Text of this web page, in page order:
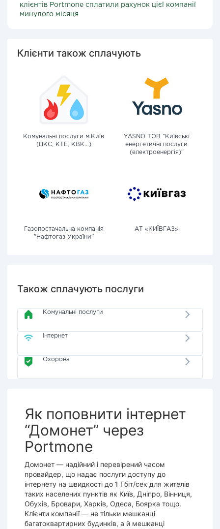
клієнтів Portmone сплатили рахунок цієї компанії
минулого місяця
Клієнти також сплачують
Комунальні послуги м.Київ
(ЦКС, КТЕ, КВК...)
YASNO ТОВ "Київські
енергетичні послуги
(електроенергія)"
Газопостачальна компанія
"Нафтогаз України"
АТ «КИЇВГАЗ»
Також сплачують послуги
Комунальні послуги
Інтернет
Охорона
Як поповнити інтернет
“Домонет” через
Portmone
Домонет — надійний і перевірений часом
провайдер, що надає послуги доступу до
інтернету на швидкості до 1 Гбіт/сек для жителів
таких населених пунктів як Київ, Дніпро, Вінниця,
Обухів, Бровари, Харків, Одеса, Боярка тощо.
Клієнти компанії — не тільки мешканці
багатоквартирних будинків, а й мешканці